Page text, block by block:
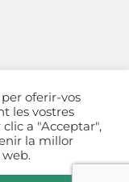
(Barcelona)
Política
oferir-vos
les vostres
a "Acceptar",
la millor
web.